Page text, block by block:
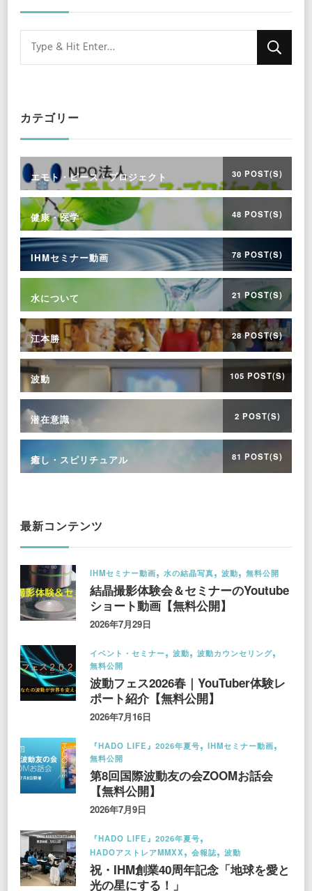
Looking
for
カテゴリー
エモト・ピース・プロジェクト 30 POST(S)
健康・医学 48 POST(S)
IHMセミナー動画 78 POST(S)
水について 21 POST(S)
江本勝 28 POST(S)
波動 105 POST(S)
潜在意識 2 POST(S)
癒し・スピリチュアル 81 POST(S)
最新コンテンツ
IHMセミナー動画 水の結晶写真 波動 無料公開
結晶撮影体験会＆セミナーのYoutube
ショート動画【無料公開】
2026年7月29日
イベント・セミナー 波動
波動カウンセリング
無料公開
波動フェス2026春｜YouTuber体験レ
ポート紹介【無料公開】
2026年7月16日
『HADO LIFE』2026年夏号
IHMセミナー動画
無料公開
第8回国際波動友の会ZOOMお話会
【無料公開】
2026年7月9日
『HADO LIFE』2026年夏号
HADOアストレアMMXX
会報誌 波動
祝・IHM創業40周年記念「地球を愛と
光の星にする！」